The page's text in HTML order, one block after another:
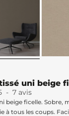
uni beige
- 7 avis
beige ficelle. Sobre,
à tous les coups.